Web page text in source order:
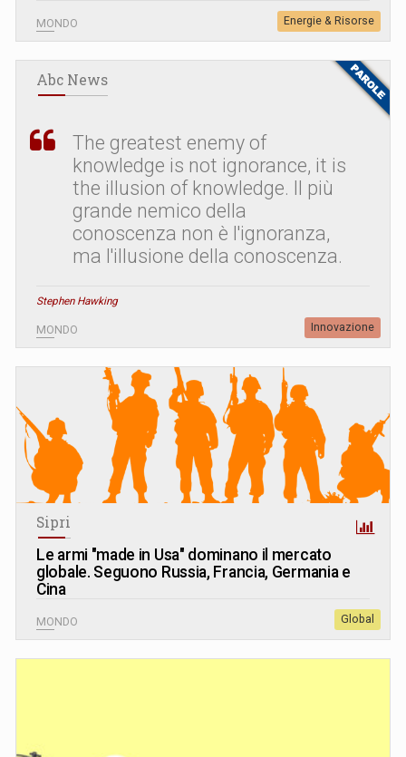
MONDO Energie & Risorse
Abc News
The greatest enemy of
knowledge is not ignorance, it is
the illusion of knowledge. Il più
grande nemico della
conoscenza non è l'ignoranza,
ma l'illusione della conoscenza.
Stephen Hawking
MONDO Innovazione
Sipri
Le armi "made in Usa" dominano il mercato
globale. Seguono Russia, Francia, Germania e
Cina
MONDO Global